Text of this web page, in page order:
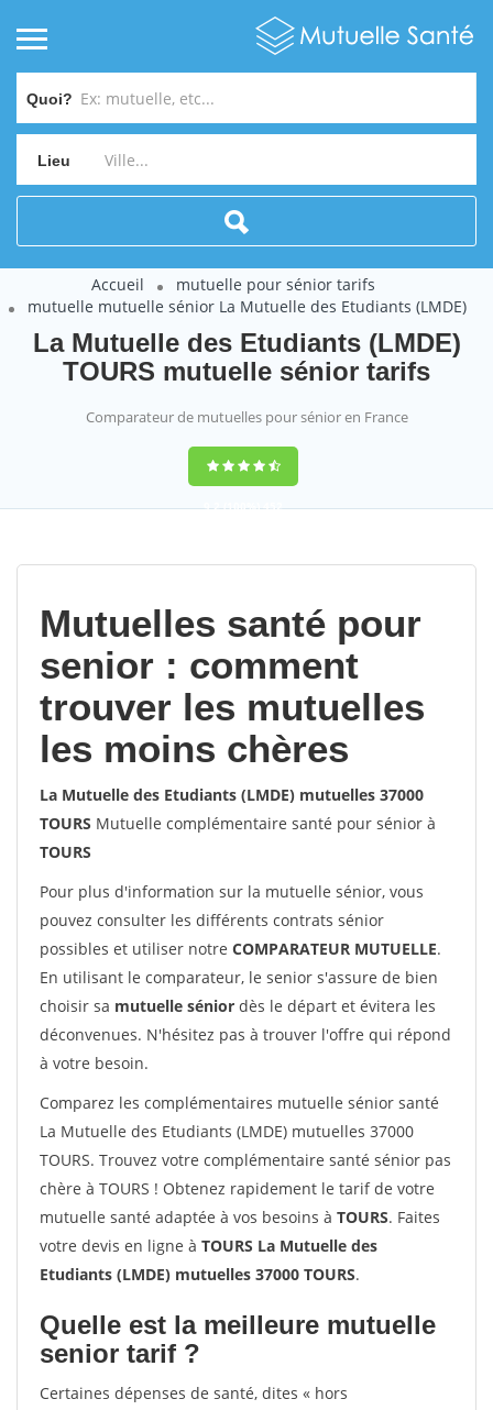
Quoi?
Lieu
Accueil
mutuelle pour sénior tarifs
mutuelle mutuelle sénior La Mutuelle des Etudiants (LMDE)
La Mutuelle des Etudiants (LMDE)
TOURS mutuelle sénior tarifs
Comparateur de mutuelles pour sénior en France
9,2(100%)452
Mutuelles santé pour
senior : comment
trouver les mutuelles
les moins chères
La Mutuelle des Etudiants (LMDE) mutuelles 37000
TOURS Mutuelle complémentaire santé pour sénior à
TOURS
Pour plus d'information sur la mutuelle sénior, vous
pouvez consulter les différents contrats sénior
possibles et utiliser notre COMPARATEUR MUTUELLE.
En utilisant le comparateur, le senior s'assure de bien
choisir sa mutuelle sénior dès le départ et évitera les
déconvenues. N'hésitez pas à trouver l'offre qui répond
à votre besoin.
Comparez les complémentaires mutuelle sénior santé
La Mutuelle des Etudiants (LMDE) mutuelles 37000
TOURS. Trouvez votre complémentaire santé sénior pas
chère à TOURS ! Obtenez rapidement le tarif de votre
mutuelle santé adaptée à vos besoins à TOURS. Faites
votre devis en ligne à TOURS La Mutuelle des
Etudiants (LMDE) mutuelles 37000 TOURS.
Quelle est la meilleure mutuelle
senior tarif ?
Certaines dépenses de santé, dites « hors